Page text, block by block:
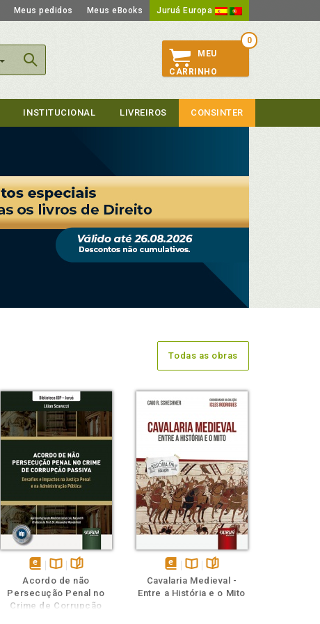
Meus pedidos Meus eBooks Juruá Europa
0
MEU
CARRINHO
INSTITUCIONAL LIVREIROS CONSINTER
Todas as obras
disponível
em
eBook
Disponível
na
B.V.
páginas
Acordo de não
Persecução Penal no
Crime de Corrupção
disponível
em
Disponível
na
páginas
Cavalaria Medieval -
Entre a História e o Mito